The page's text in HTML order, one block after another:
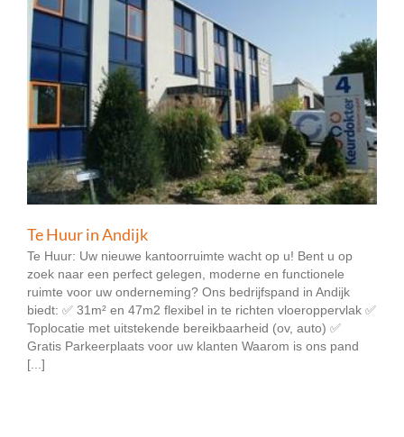
Te Huur in Andijk
Te Huur: Uw nieuwe kantoorruimte wacht op u! Bent u op
zoek naar een perfect gelegen, moderne en functionele
ruimte voor uw onderneming? Ons bedrijfspand in Andijk
biedt: ✅ 31m² en 47m2 flexibel in te richten vloeroppervlak ✅
Toplocatie met uitstekende bereikbaarheid (ov, auto) ✅
Gratis Parkeerplaats voor uw klanten Waarom is ons pand
[...]